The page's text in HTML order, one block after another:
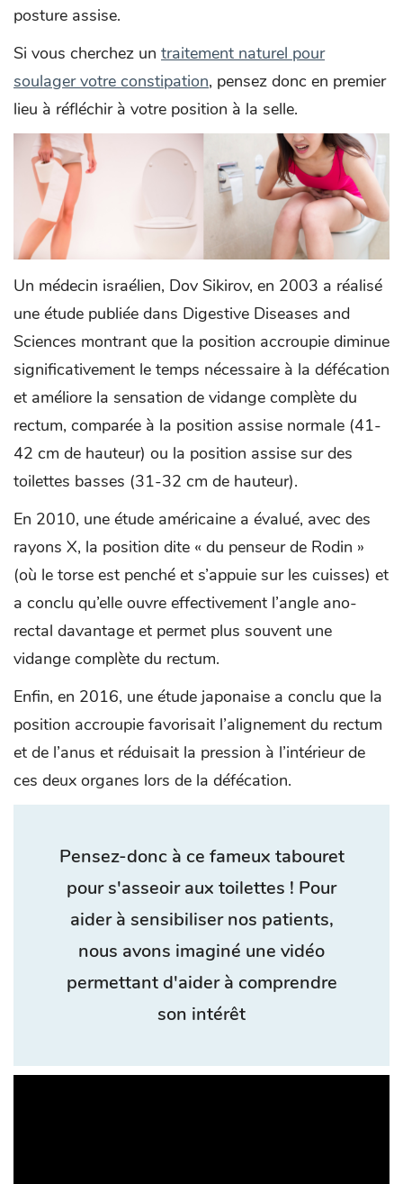
posture assise.
Si vous cherchez un traitement naturel pour
soulager votre constipation, pensez donc en premier
lieu à réfléchir à votre position à la selle.
Un médecin israélien, Dov Sikirov, en 2003 a réalisé
une étude publiée dans Digestive Diseases and
Sciences montrant que la position accroupie diminue
significativement le temps nécessaire à la défécation
et améliore la sensation de vidange complète du
rectum, comparée à la position assise normale (41-
42 cm de hauteur) ou la position assise sur des
toilettes basses (31-32 cm de hauteur).
En 2010, une étude américaine a évalué, avec des
rayons X, la position dite « du penseur de Rodin »
(où le torse est penché et s’appuie sur les cuisses) et
a conclu qu’elle ouvre effectivement l’angle ano-
rectal davantage et permet plus souvent une
vidange complète du rectum.
Enfin, en 2016, une étude japonaise a conclu que la
position accroupie favorisait l’alignement du rectum
et de l’anus et réduisait la pression à l’intérieur de
ces deux organes lors de la défécation.
Pensez-donc à ce fameux tabouret
pour s'asseoir aux toilettes ! Pour
aider à sensibiliser nos patients,
nous avons imaginé une vidéo
permettant d'aider à comprendre
son intérêt